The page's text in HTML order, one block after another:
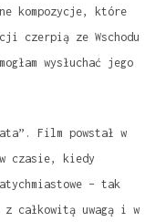
kompozycje, które
czerpią ze Wschodu
wysłuchać jego
Film powstał w
czasie, kiedy
– tak
całkowitą uwagą i w